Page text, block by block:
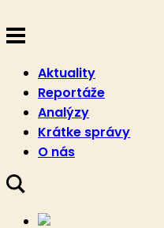
Aktuality
Reportáže
Analýzy
Krátke správy
O nás